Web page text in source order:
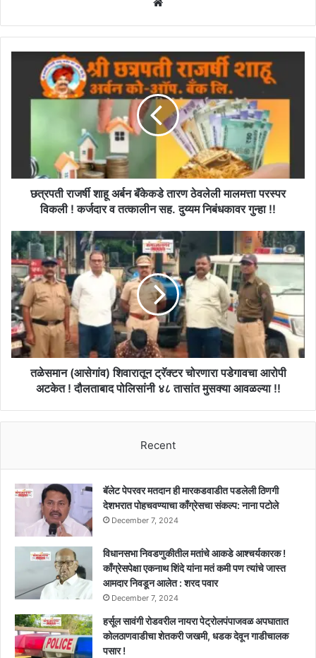
मालमत्ता
परस्पर
विकली
व
तत्कालीन
सह.
दुय्यम
निबंधकावर
गुन्हा
!!
छत्रपती राजर्षी शाहू अर्बन बॅंकेकडे तारण ठेवलेली मालमत्ता परस्पर
विकली ! कर्जदार व तत्कालीन सह. दुय्यम निबंधकावर गुन्हा !!
तळेसमान
(आसेगांव)
शिवारातून
ट्रॅक्टर
चोरणारा
पडेगावचा
आरोपी
अटकेत
!
दौलताबाद
पोलिसांनी
तळेसमान (आसेगांव) शिवारातून ट्रॅक्टर चोरणारा पडेगावचा आरोपी
अटकेत ! दौलताबाद पोलिसांनी ४८ तासांत मुसक्या आवळल्या !!
Recent
बॅलेट पेपरवर मतदान ही मारकडवाडीत पडलेली ठिणगी
देशभरात पोहचवण्याचा काँग्रेसचा संकल्प: नाना पटोले
December 7, 2024
विधानसभा निवडणुकीतील मतांचे आकडे आश्चर्यकारक !
काँग्रेसपेक्षा एकनाथ शिंदे यांना मतं कमी पण त्यांचे जास्त
आमदार निवडून आलेत : शरद पवार
December 7, 2024
हर्सूल सावंगी रोडवरील नायरा पेट्रोलपंपाजवळ अपघातात
कोलठाणवाडीचा शेतकरी जखमी, धडक देवून गाडीचालक
पसार !